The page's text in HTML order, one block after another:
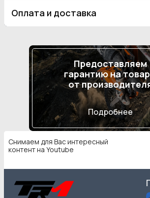
Оплата и доставка
Предоставляем
гарантию на
от
Подробнее
Снимаем для Вас интересный
контент на Youtube